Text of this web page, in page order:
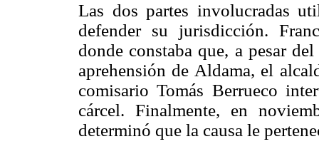
Las dos partes involucradas
defender su jurisdicción.
donde constaba que, a pesar
aprehensión de Aldama, el
comisario Tomás Berrueco
cárcel. Finalmente, en
determinó que la causa le